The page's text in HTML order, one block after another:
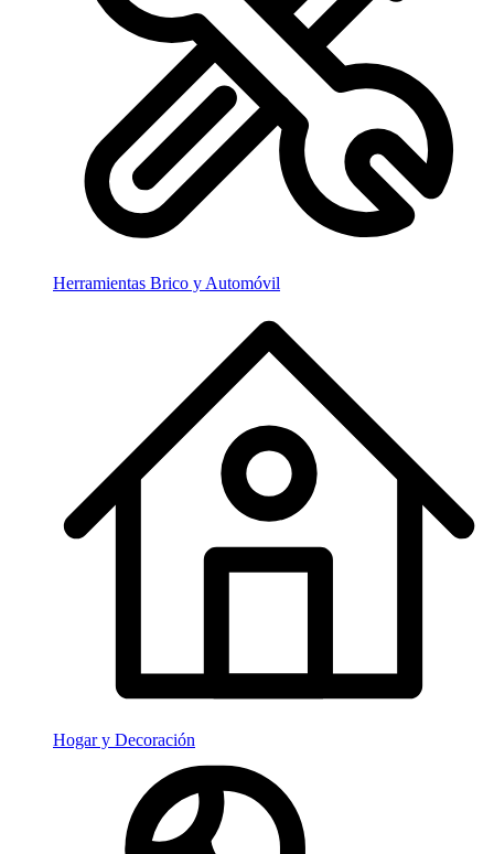
Herramientas Brico y Automóvil
Hogar y Decoración